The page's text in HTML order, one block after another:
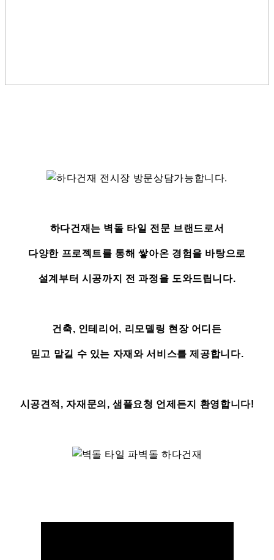
하다건재는 벽돌 타일 전문 브랜드로서
다양한 프로젝트를 통해 쌓아온 경험을 바탕으로
설계부터 시공까지 전 과정을 도와드립니다.
건축, 인테리어, 리모델링 현장 어디든
믿고 맡길 수 있는 자재와 서비스를 제공합니다.
시공견적, 자재문의, 샘플요청 언제든지 환영합니다!